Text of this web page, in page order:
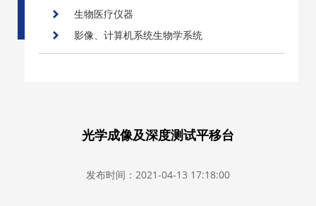
生物医疗仪器
影像、计算机系统生物学系统
光学成像及深度测试平移台
发布时间：2021-04-13 17:18:00